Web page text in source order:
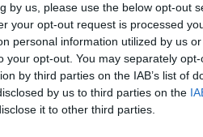
by us, please use the below opt-out
your opt-out request is processed
personal information utilized by us
your opt-out. You may separately
by third parties on the IAB’s list of
by us to third parties on the
it to other third parties.
2-5 milioni 41.00.00
non pervenuto 29.20.00
0-1 milioni